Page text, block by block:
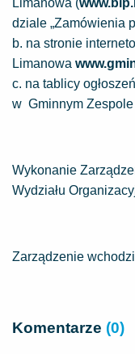
Limanowa (
dziale „Zamówienia
b. na stronie
Limanowa
c. na tablicy
w Gminnym Zespole
Wykonanie
Wydziału
Zarządzenie
Komentarze (0)